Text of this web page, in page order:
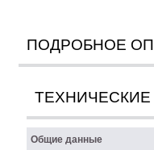
ПОДРОБНОЕ
ТЕХНИЧЕСКИЕ
Общие данные